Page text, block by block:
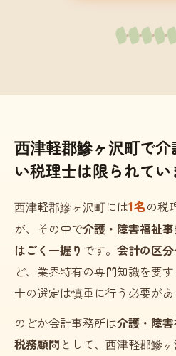
西津軽郡鰺ヶ沢町で
い税理士は限られてい
西津軽郡鰺ヶ沢町には1名の税
が、その中で介護・障害福祉
はごく一握り です。 会計の区
ど、業界特有の専門知識を要
士の選定は慎重に行う必要があ
のどか会計事務所は介護・障
税務顧問 として、西津軽郡鰺